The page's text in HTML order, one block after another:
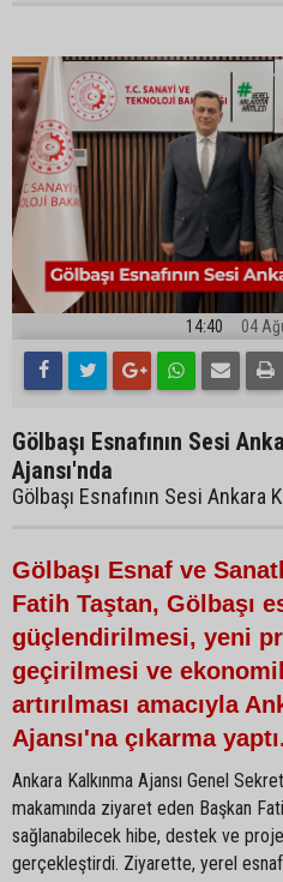
14:40 04
Gölbaşı Esnafının Sesi
Ajansı'nda
Gölbaşı Esnafının Sesi Ankara
Gölbaşı Esnaf ve
Fatih Taştan, Gölbaşı
güçlendirilmesi, yeni
geçirilmesi ve
artırılması amacıyla
Ajansı'na çıkarma
Ankara Kalkınma Ajansı Genel
makamında ziyaret eden Başkan
sağlanabilecek hibe, destek ve
gerçekleştirdi. Ziyarette, yerel